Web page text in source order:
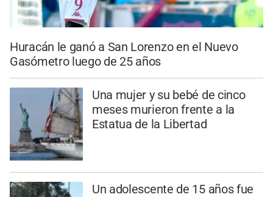
Huracán le ganó a San Lorenzo en el Nuevo
Gasómetro luego de 25 años
Una mujer y su bebé de cinco
meses murieron frente a la
Estatua de la Libertad
Un adolescente de 15 años fue